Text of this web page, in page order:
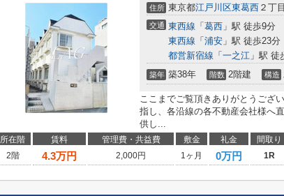
住所 東京都江戸川区東葛西 ２丁目
交通 東西線 「 葛西 」駅 徒歩9分
東西線 「 浦安 」駅 徒歩23分
都営新宿線 「 一之江 」駅 徒
築年 築38年 階数 2階建 構造
ここまでご覧頂きありがとうござ
指し、各沿線の各不動産会社様へ
供し...
所在階 賃料 管理費・共益費 敷金 礼金 間取り
2階
4.3万円 2,000円 1ヶ月 0万円 1R